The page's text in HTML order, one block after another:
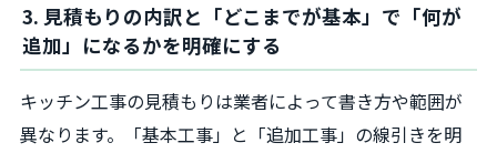
3. 見積もりの内訳と「どこまでが基本」で「何が
追加」になるかを明確にする
キッチン工事の見積もりは業者によって書き方や範囲が
異なります。「基本工事」と「追加工事」の線引きを明